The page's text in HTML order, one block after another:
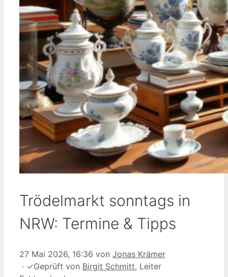
Trödelmarkt sonntags in
NRW: Termine & Tipps
27 Mai 2026, 16:36 von Jonas Krämer
· ✓Geprüft von Birgit Schmitt, Leiter